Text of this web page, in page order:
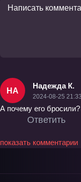
НА
Надежда К.
2024-08-25
А почему его
Ответить
показать комментарии